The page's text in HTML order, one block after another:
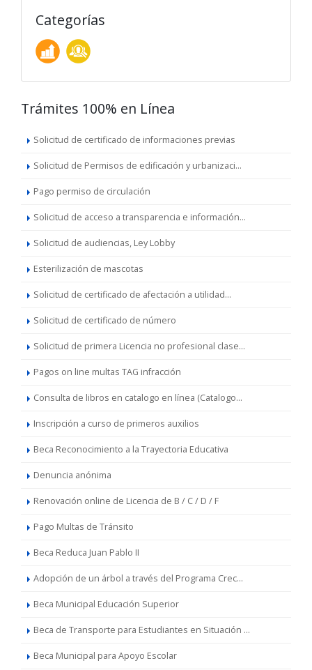
Categorías
Trámites 100% en Línea
Solicitud de certificado de informaciones previas
Solicitud de Permisos de edificación y urbanizaci...
Pago permiso de circulación
Solicitud de acceso a transparencia e información...
Solicitud de audiencias, Ley Lobby
Esterilización de mascotas
Solicitud de certificado de afectación a utilidad...
Solicitud de certificado de número
Solicitud de primera Licencia no profesional clase...
Pagos on line multas TAG infracción
Consulta de libros en catalogo en línea (Catalogo...
Inscripción a curso de primeros auxilios
Beca Reconocimiento a la Trayectoria Educativa
Denuncia anónima
Renovación online de Licencia de B / C / D / F
Pago Multas de Tránsito
Beca Reduca Juan Pablo II
Adopción de un árbol a través del Programa Crec...
Beca Municipal Educación Superior
Beca de Transporte para Estudiantes en Situación ...
Beca Municipal para Apoyo Escolar